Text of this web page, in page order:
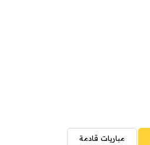
مباريات قادمة